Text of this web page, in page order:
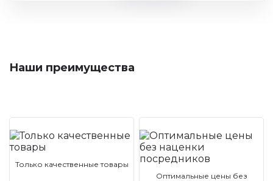
Наши преимущества
Только качественные товары
Оптимальные цены без